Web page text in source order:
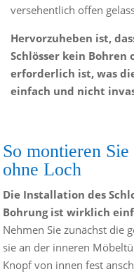
versehentlich offen
Hervorzuheben ist,
Schlösser kein
erforderlich ist, was
einfach und nicht
So montieren
ohne Loch
Die Installation des
Bohrung ist wirklich
Nehmen Sie zunächst die
sie an der inneren
Knopf von innen fest